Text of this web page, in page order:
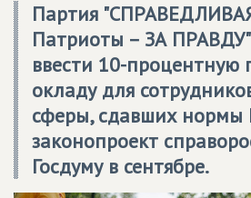
Партия
Патриоты – ЗА
ввести 10-процентную
окладу для
сферы, сдавших нормы
законопроект
Госдуму в сентябре.